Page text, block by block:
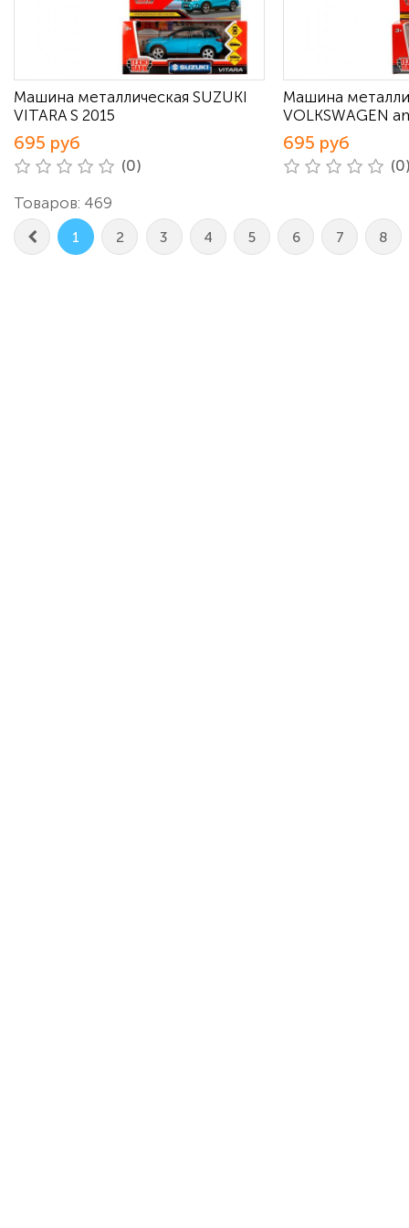
Машина металлическая SUZUKI
VITARA S 2015
695 руб
(0)
Машина
VOLKSWAGEN
695 руб
Товаров: 469
1 2 3 4 5 6 7 8